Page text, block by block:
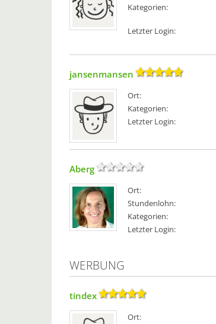
Kategorien:
Letzter Login:
jansenmansen
Ort:
Kategorien:
Letzter Login:
Aberg
Ort:
Stundenlohn:
Kategorien:
Letzter Login:
WERBUNG
tindex
Ort: